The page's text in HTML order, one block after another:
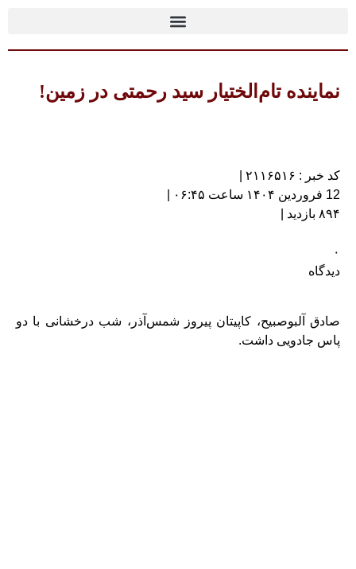
نماینده تام‌الختیار سید رحمتی در زمین!
کد خبر : ۲۱۱۶۵۱۶ |
12 فروردین ۱۴۰۴ ساعت ۰۶:۴۵ |
۸۹۴ بازدید |
۰
دیدگاه
صادق آلبوصبیح، کاپیتان پیروز شمس‌آذر، شب درخشانی با دو
پاس جادویی داشت.